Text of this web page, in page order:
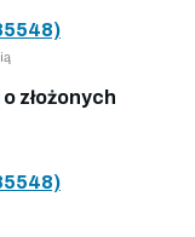
złożonych